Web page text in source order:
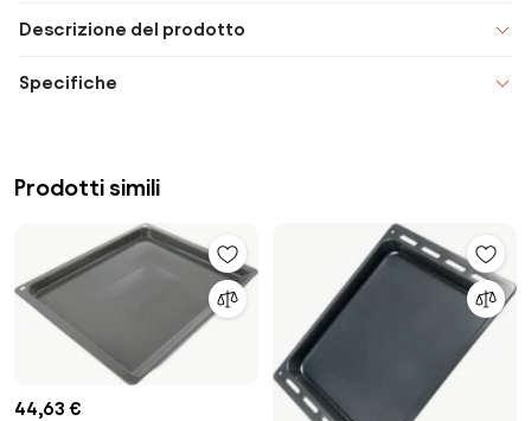
Descrizione del prodotto
Specifiche
Prodotti simili
44,63 €